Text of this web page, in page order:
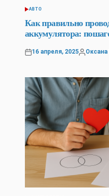
POSTED
IN
АВТО
Как правильно
аккумулятора:
Posted
16 апреля, 2025
Posted
Оксана